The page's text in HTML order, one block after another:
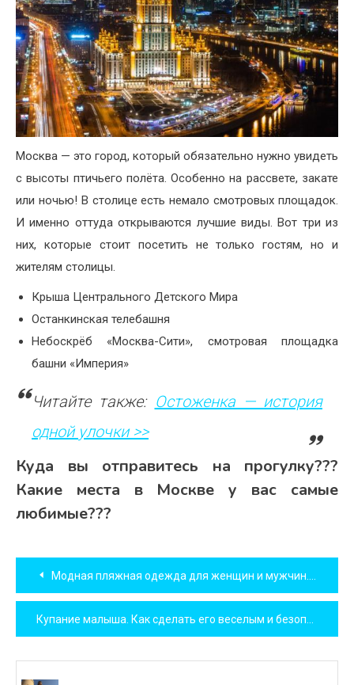
Москва — это город, который обязательно нужно увидеть
с высоты птичьего полёта. Особенно на рассвете, закате
или ночью! В столице есть немало смотровых площадок.
И именно оттуда открываются лучшие виды. Вот три из
них, которые стоит посетить не только гостям, но и
жителям столицы.
Крыша Центрального Детского Мира
Останкинская телебашня
Небоскрёб «Москва-Сити», смотровая площадка
башни «Империя»
Читайте также: Остоженка — история
одной улочки >>
Куда вы отправитесь на прогулку???
Какие места в Москве у вас самые
любимые???
Навигация
по
записям
Модная пляжная одежда для женщин и мужчин. Обзор брендовых моделей